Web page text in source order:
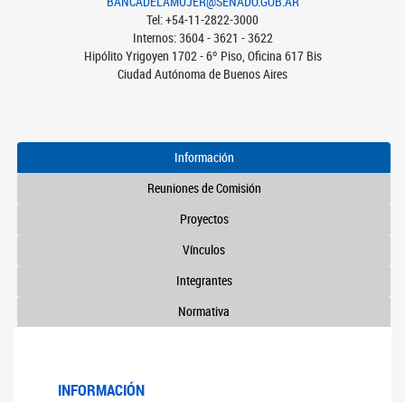
Tel: +54-11-2822-3000
Internos: 3604 - 3621 - 3622
Hipólito Yrigoyen 1702 - 6º Piso, Oficina 617 Bis
Ciudad Autónoma de Buenos Aires
Información
Reuniones de Comisión
Proyectos
Vínculos
Integrantes
Normativa
INFORMACIÓN